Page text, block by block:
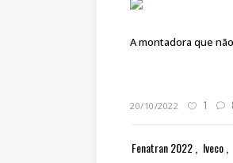
A montadora que
20/10/2022 1
Fenatran 2022 Iveco